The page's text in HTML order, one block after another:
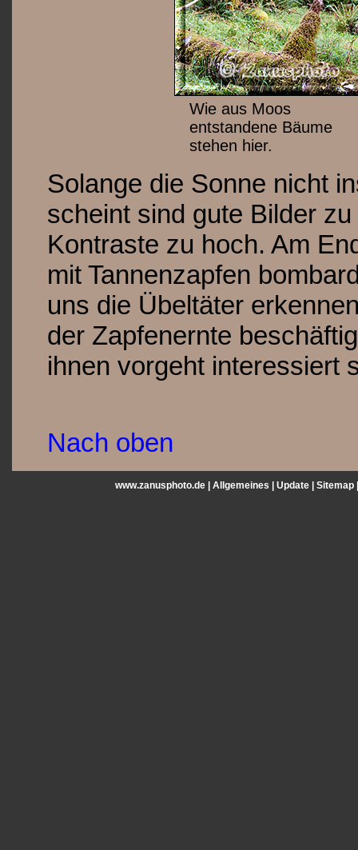
Wie aus Moos
entstandene Bäume
stehen hier.
Solange die Sonne nicht
scheint sind gute Bilder
Kontraste zu hoch. Am
mit Tannenzapfen
uns die Übeltäter
der Zapfenernte
ihnen vorgeht interessiert
Nach oben
www.zanusphoto.de | Allgemeines Update Sitemap